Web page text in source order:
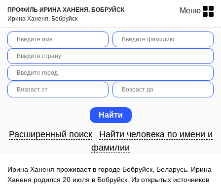
ПРОФИЛЬ ИРИНА ХАНЕНЯ, БОБРУЙСК
Ирина Ханеня, Бобруйск
Меню
Расширенный поиск
Найти человека по имени и
фамилии
Ирина Ханеня проживает в городе Бобруйск, Беларусь. Ирина
Ханеня родился 20 июля в Бобруйск. Из открытых источников